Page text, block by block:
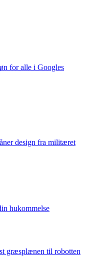
for alle i Googles
design fra militæret
hukommelse
græsplænen til robotten